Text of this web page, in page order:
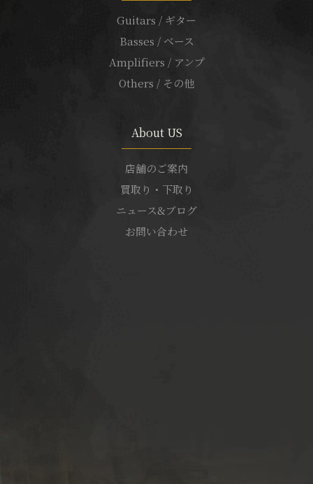
Guitars / ギター
Basses / ベース
Amplifiers / アンプ
Others / その他
About US
店舗のご案内
買取り・下取り
ニュース&ブログ
お問い合わせ